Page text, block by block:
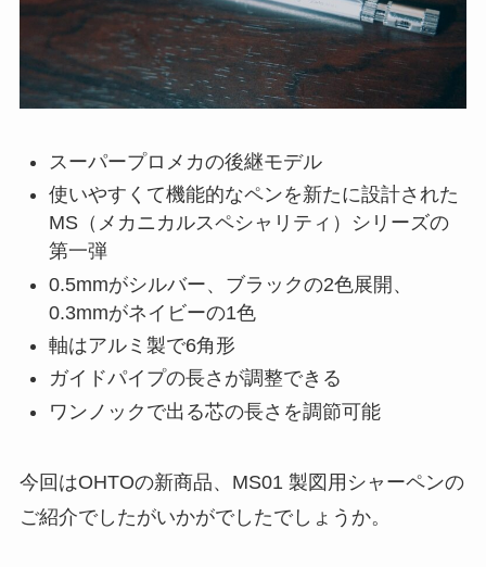
スーパープロメカの後継モデル
使いやすくて機能的なペンを新たに設計された
MS（メカニカルスペシャリティ）シリーズの
第一弾
0.5mmがシルバー、ブラックの2色展開、
0.3mmがネイビーの1色
軸はアルミ製で6角形
ガイドパイプの長さが調整できる
ワンノックで出る芯の長さを調節可能
今回はOHTOの新商品、MS01 製図用シャーペンの
ご紹介でしたがいかがでしたでしょうか。